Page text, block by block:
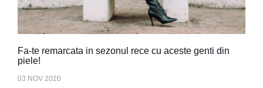
Fa-te remarcata in sezonul rece cu aceste genti din
piele!
03 NOV 2020